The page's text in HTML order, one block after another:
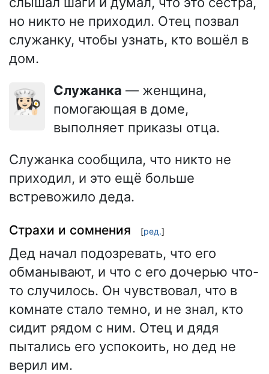
но никто не приходил. Отец позвал
служанку, чтобы узнать, кто вошёл в
дом.
👩🏻‍🍳 Служанка — женщина,
помогающая в доме,
выполняет приказы отца.
Служанка сообщила, что никто не
приходил, и это ещё больше
встревожило деда.
Страхи и сомнения [ред.]
Дед начал подозревать, что его
обманывают, и что с его дочерью что-
то случилось. Он чувствовал, что в
комнате стало темно, и не знал, кто
сидит рядом с ним. Отец и дядя
пытались его успокоить, но дед не
верил им.